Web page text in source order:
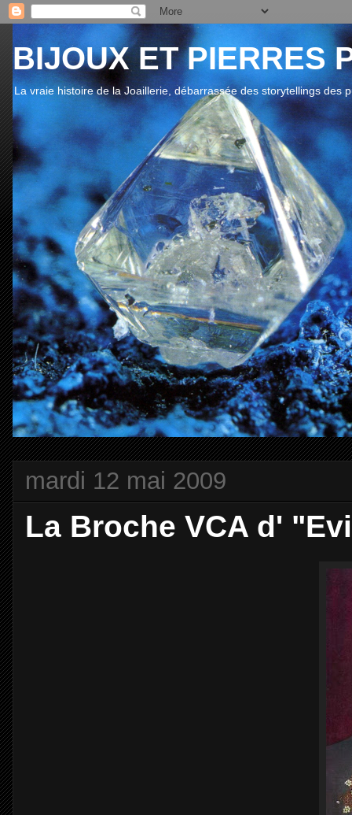
BIJOUX ET PIERRES
La vraie histoire de la Joaillerie, débarrassée des storytellings des
mardi 12 mai 2009
La Broche VCA d'